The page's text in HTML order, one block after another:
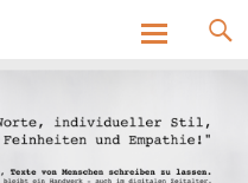
Skip
content